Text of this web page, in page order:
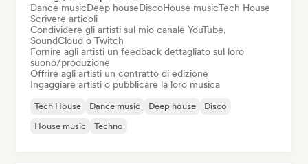
Dance musicDeep houseDiscoHouse musicTech House
Scrivere articoli
Condividere gli artisti sul mio canale YouTube,
SoundCloud o Twitch
Fornire agli artisti un feedback dettagliato sul loro
suono/produzione
Offrire agli artisti un contratto di edizione
Ingaggiare artisti o pubblicare la loro musica
Tech House Dance music Deep house
Disco
House music
Techno